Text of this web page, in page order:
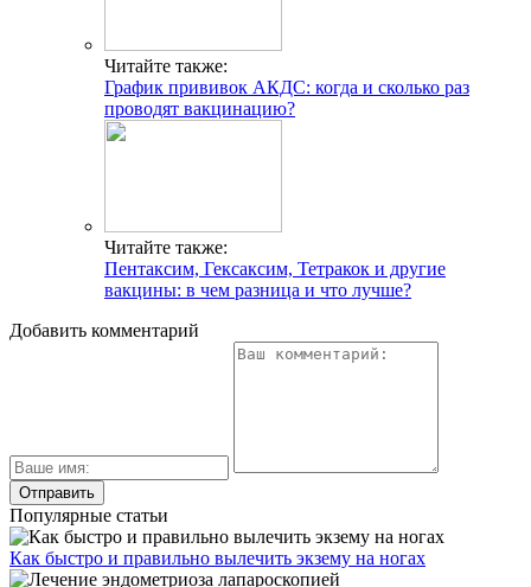
Читайте также:
График прививок АКДС: когда и сколько раз
проводят вакцинацию?
Читайте также:
Пентаксим, Гексаксим, Тетракок и другие
вакцины: в чем разница и что лучше?
Добавить комментарий
Популярные статьи
Как быстро и правильно вылечить экзему на ногах